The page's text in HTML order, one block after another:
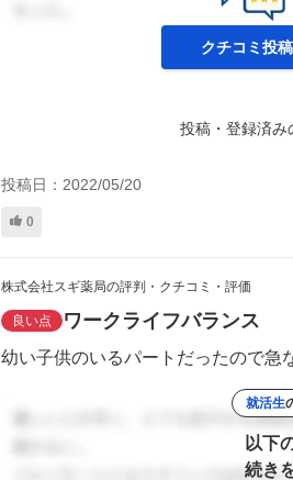
クチコミ投稿
投稿・登録済み
投稿日： 2022/05/20
0
株式会社スギ薬局の評判・クチコミ・評価
良い点 ワークライフバランス
幼い子供のいるパートだったので急
就活生
以下
続き